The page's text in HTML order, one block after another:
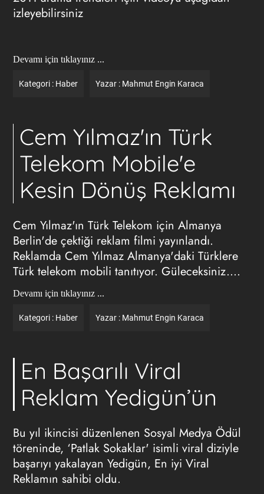
izleyebilirsiniz
Devamı için tıklayınız ...
Kategori : Haber Yazar : Mahmut Engin Karaca
Cem Yılmaz'ın Türk
Telekom Mobile'e
Kesin Dönüş Reklamı
Cem Yılmaz'ın Türk Telekom için Almanya
Berlin'de çektiği reklam filmi yayınlandı.
Reklamda Cem Yılmaz Almanya'daki Türklere
Türk telekom mobili tanıtıyor. Güleceksiniz....
Devamı için tıklayınız ...
Kategori : Haber Yazar : Mahmut Engin Karaca
En Başarılı Viral
Reklam Yedigün’ün
Bu yıl ikincisi düzenlenen Sosyal Medya Ödül
töreninde, ‘Patlak Sokaklar' isimli viral diziyle
başarıyı yakalayan Yedigün, En iyi Viral
Reklamın sahibi oldu.